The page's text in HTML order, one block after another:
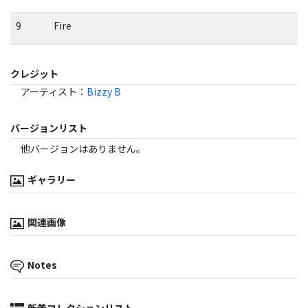
9 Fire
クレジット
アーティスト ： Bizzy B
バージョンリスト
他バージョンはありません。
ギャラリー
関連画像
Notes